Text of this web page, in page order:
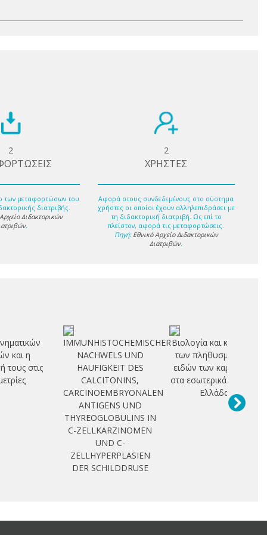
2
των μεταφορτώσων του
διατριβής.
Διδακτορικών
.
2
ΧΡΗΣΤΕΣ
Αφορά στους συνδεδεμένους στο σύστημα
χρήστες οι οποίοι έχουν αλληλεπιδράσει με
τη διδακτορική διατριβή. Ως επί το
πλείστον, αφορά τις μεταφορτώσεις.
Πηγή: Εθνικό Αρχείο Διδακτορικών
Διατριβών.
και η
τους στις
IMMUNHISTOCHEMISCHER
NACHWELS UND
HAUFIGKEIT DES
CALCITONINS,
CARCINOEMBRYONALEN
ANTIGENS UND
THYREOGLOBULINS IN
C-ZELLKARZINOMEN
UND C-
ZELLHYPERPLASIEN
DER SCHILDDRUSE
Βιολογία και κατανομή
των πληθυσμών των
ειδών των καραβίδων
στα εσωτερικά νερά της
Ελλάδας